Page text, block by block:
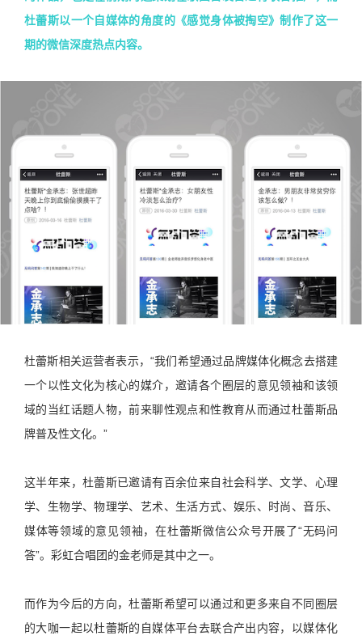
杜蕾斯以一个自媒体的角度的《感觉身体被掏空》制作了这一
期的微信深度热点内容。
杜蕾斯相关运营者表示，“我们希望通过品牌媒体化概念去搭建
一个以性文化为核心的媒介，邀请各个圈层的意见领袖和该领
域的当红话题人物，前来聊性观点和性教育从而通过杜蕾斯品
牌普及性文化。”
这半年来，杜蕾斯已邀请有百余位来自社会科学、文学、心理
学、生物学、物理学、艺术、生活方式、娱乐、时尚、音乐、
媒体等领域的意见领袖，在杜蕾斯微信公众号开展了“无码问
答”。彩虹合唱团的金老师是其中之一。
而作为今后的方向，杜蕾斯希望可以通过和更多来自不同圈层
的大咖一起以杜蕾斯的自媒体平台去联合产出内容，以媒体化